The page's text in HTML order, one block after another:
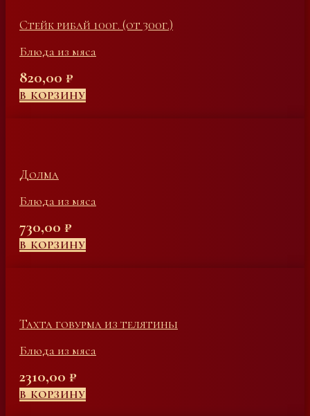
Стейк рибай 100г. (от 300г.)
Блюда из мяса
820,00 ₽
В КОРЗИНУ
Долма
Блюда из мяса
730,00 ₽
В КОРЗИНУ
Тахта говурма из телятины
Блюда из мяса
2310,00 ₽
В КОРЗИНУ